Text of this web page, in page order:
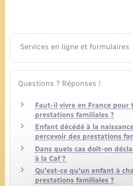
Services en ligne et formulaires
Questions ? Réponses !
Faut-il vivre en France pour
prestations familiales ?
Enfant décédé à la
percevoir des prestations
Dans quels cas doit-on
à la Caf ?
Qu'est-ce qu'un enfant à
prestations familiales ?